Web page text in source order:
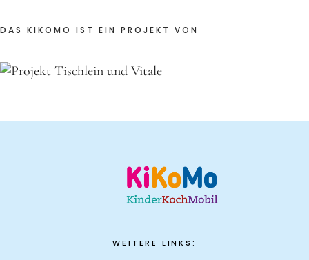
DAS KIKOMO IST EIN PROJEKT VON
WEITERE LINKS: